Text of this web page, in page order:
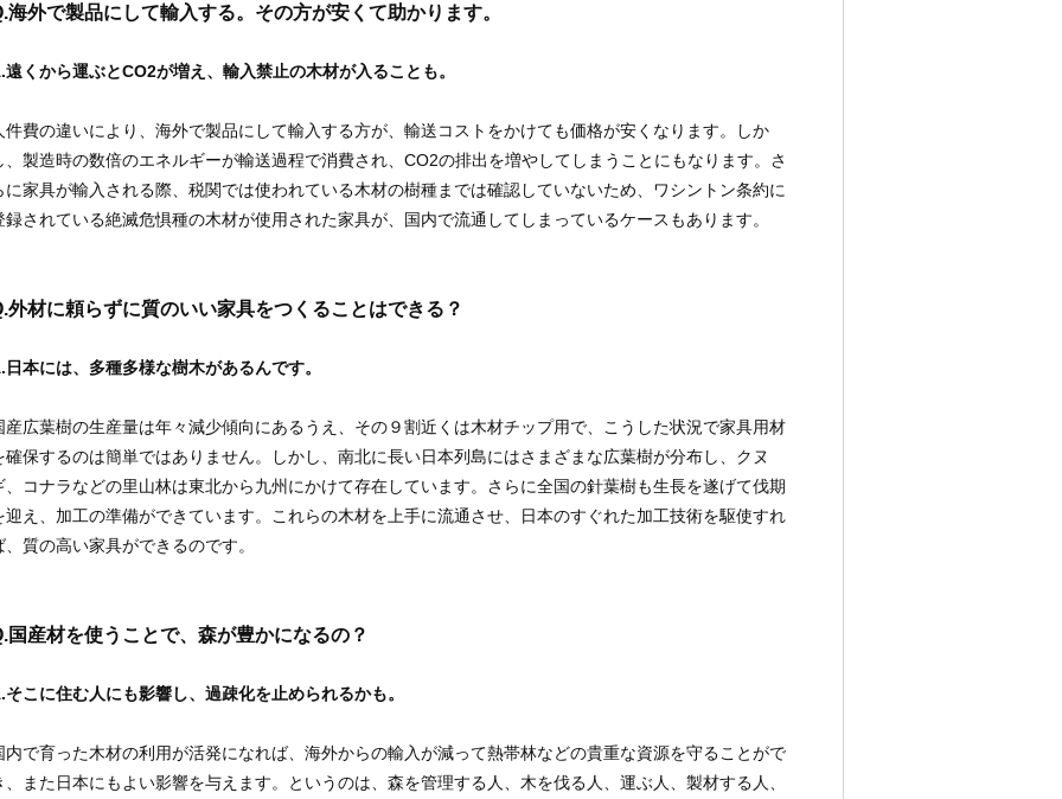
海外で製品にして輸入する。その方が安くて助かります。
遠くから運ぶとCO2が増え、輸入禁止の木材が入ることも。
件費の違いにより、海外で製品にして輸入する方が、輸送コストをかけても価格が安くなります。しか
、製造時の数倍のエネルギーが輸送過程で消費され、CO2の排出を増やしてしまうことにもなります。さ
に家具が輸入される際、税関では使われている木材の樹種までは確認していないため、ワシントン条約に
録されている絶滅危惧種の木材が使用された家具が、国内で流通してしまっているケースもあります。
外材に頼らずに質のいい家具をつくることはできる？
日本には、多種多様な樹木があるんです。
産広葉樹の生産量は年々減少傾向にあるうえ、その９割近くは木材チップ用で、こうした状況で家具用材
確保するのは簡単ではありません。しかし、南北に長い日本列島にはさまざまな広葉樹が分布し、クヌ
、コナラなどの里山林は東北から九州にかけて存在しています。さらに全国の針葉樹も生長を遂げて伐期
迎え、加工の準備ができています。これらの木材を上手に流通させ、日本のすぐれた加工技術を駆使すれ
、質の高い家具ができるのです。
国産材を使うことで、森が豊かになるの？
そこに住む人にも影響し、過疎化を止められるかも。
内で育った木材の利用が活発になれば、海外からの輸入が減って熱帯林などの貴重な資源を守ることがで
、また日本にもよい影響を与えます。というのは、森を管理する人、木を伐る人、運ぶ人、製材する人、